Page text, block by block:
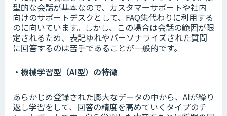
型的な会話が基本なので、カスタマーサポートや社内
向けのサポートデスクとして、FAQ集代わりに利用する
のに向いています。しかし、この場合は会話の範囲が限
定されるため、表記ゆれやパーソナライズされた質問
に回答するのは苦手であることが一般的です。
・機械学習型（AI型）の特徴
あらかじめ登録された膨大なデータの中から、AIが繰り
返し学習をして、回答の精度を高めていくタイプのチ